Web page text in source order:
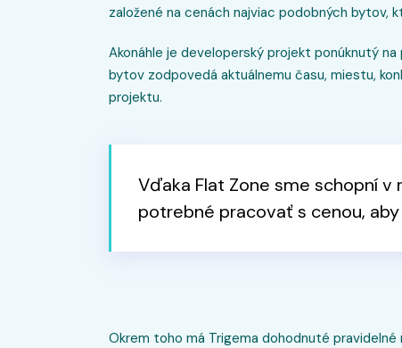
založené na cenách najviac podobných bytov,
Akonáhle je developerský projekt ponúknutý
bytov zodpovedá aktuálnemu času, miestu,
projektu.
Vďaka Flat Zone sme schopní
potrebné pracovať s cenou,
Okrem toho má Trigema dohodnuté